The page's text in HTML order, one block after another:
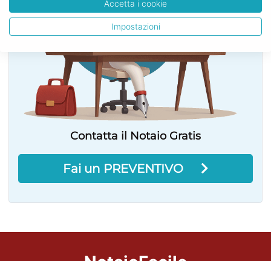
Contatta il Notaio Gratis
Fai un PREVENTIVO
Accetta i cookie
Impostazioni